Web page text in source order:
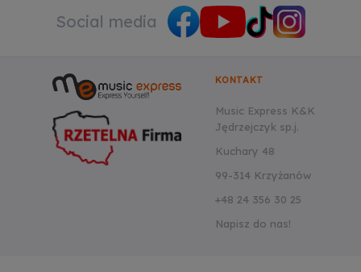
Social media
KONTAKT
Music Express K&K
Jędrzejczyk sp.j.
Kuchary 48
99-314 Krzyżanów
+48 24 356 30 25
Napisz do nas!